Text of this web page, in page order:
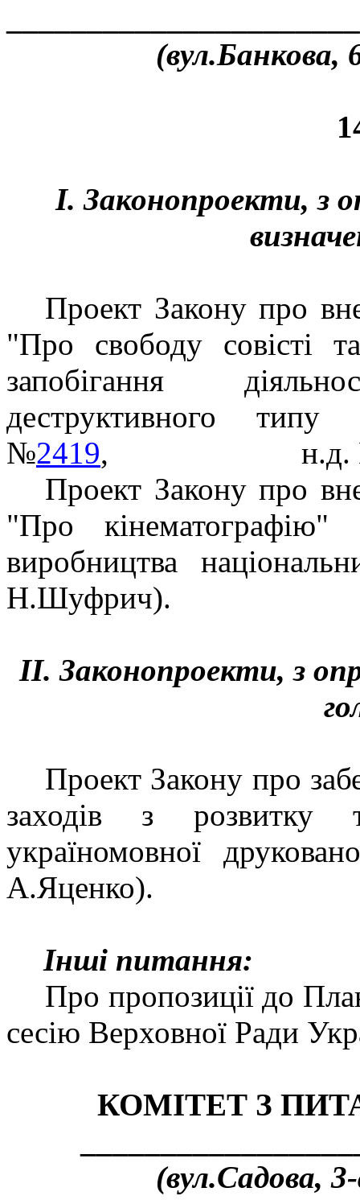
(вул.Банкова,
І. Законопроекти, з
Проект Закону про
"Про свободу совісті
запобігання
деструктивного
№2419,
н.д.
Проект Закону про
"Про
виробництва
Н.Шуфрич).
ІІ. Законопроекти, з
Проект Закону про
заходів з розвитку
україномовної
А.Яценко).
Інші питання:
Про пропозиції до
сесію Верховної Ради
КОМІТЕТ З
(вул.Садова,